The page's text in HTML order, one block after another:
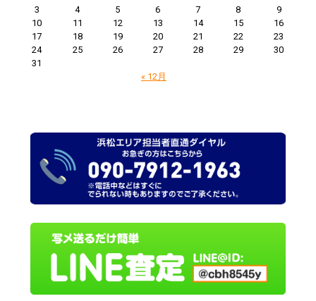
3
4 5 6 7 8
9
10
11 12 13 14 15
16
17
18 19 20 21 22
23
24
25 26 27 28 29
30
31
« 12月